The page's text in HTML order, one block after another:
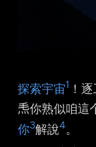
探索宇宙1
！
𤆬你熟似咱這
你3解說4 。